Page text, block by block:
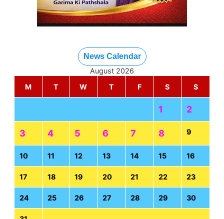
News Calendar
August 2026
M
T W T F S S
1 2
3 4 5 6 7 8 9
10 11 12 13 14 15 16
17 18 19 20 21 22 23
24 25 26 27 28 29 30